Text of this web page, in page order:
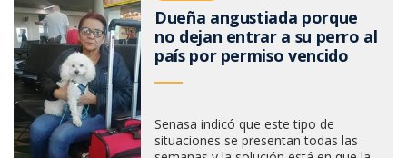
Dueña angustiada porque
no dejan entrar a su perro al
país por permiso vencido
Senasa indicó que este tipo de
situaciones se presentan todas las